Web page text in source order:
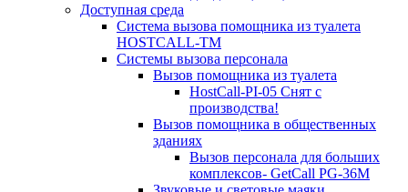
Доступная среда
Система вызова помощника из туалета
HOSTCALL-TM
Системы вызова персонала
Вызов помощника из туалета
HostCall-PI-05 Снят с
производства!
Вызов помощника в общественных
зданиях
Вызов персонала для больших
комплексов- GetCall PG-36M